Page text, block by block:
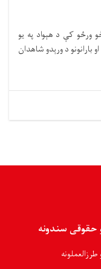
ورځو کې د هېواد په یو
د ورېدو شاهدان
حقوقی سندونه
طرزالعملونه